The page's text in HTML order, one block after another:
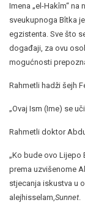
Imena „el-Hakîm“
sveukupnoga Bîtka
egzistenta. Sve što
događaji, za ovu
mogućnosti
Rahmetli hadži šejh
„Ovaj Ism (Ime) se
Rahmetli doktor
„Ko bude ovo Lijepo
prema uzvišenome
stjecanja iskustva u
alejhisselam, Sunnet